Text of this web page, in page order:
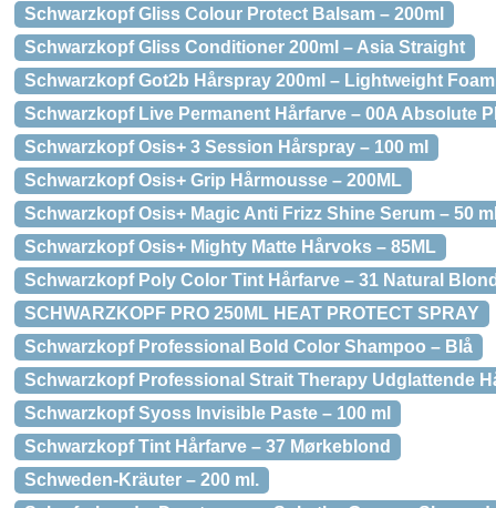
Schwarzkopf Gliss Colour Protect Balsam – 200ml
Schwarzkopf Gliss Conditioner 200ml – Asia Straight
Schwarzkopf Got2b Hårspray 200ml – Lightweight
Schwarzkopf Live Permanent Hårfarve – 00A Absolute
Schwarzkopf Osis+ 3 Session Hårspray – 100 ml
Schwarzkopf Osis+ Grip Hårmousse – 200ML
Schwarzkopf Osis+ Magic Anti Frizz Shine Serum – 50
Schwarzkopf Osis+ Mighty Matte Hårvoks – 85ML
Schwarzkopf Poly Color Tint Hårfarve – 31 Natural
SCHWARZKOPF PRO 250ML HEAT PROTECT SPRAY
Schwarzkopf Professional Bold Color Shampoo – Blå
Schwarzkopf Professional Strait Therapy Udglattende
Schwarzkopf Syoss Invisible Paste – 100 ml
Schwarzkopf Tint Hårfarve – 37 Mørkeblond
Schweden-Kräuter – 200 ml.